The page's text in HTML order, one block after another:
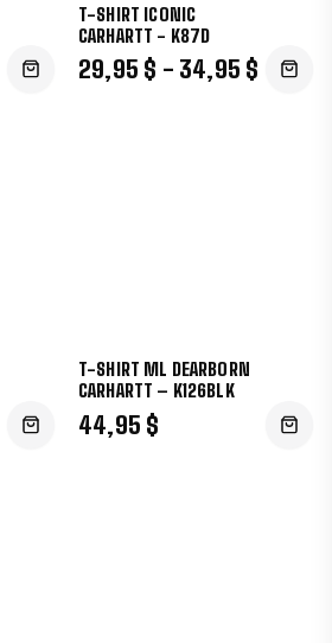
T-SHIRT ICONIC
CARHARTT - K87D
29,95 $ - 34,95 $
T-SHIRT ML DEARBORN
CARHARTT – K126BLK
44,95 $